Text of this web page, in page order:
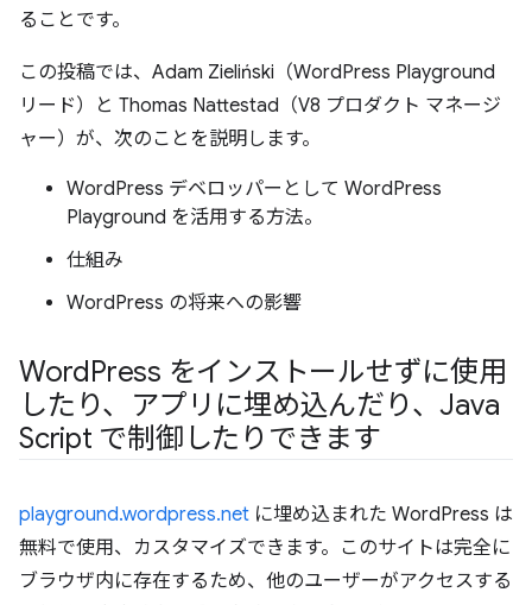
ることです。
この投稿では、Adam Zieliński（WordPress Playground
リード）と Thomas Nattestad（V8 プロダクト マネージ
ャー）が、次のことを説明します。
WordPress デベロッパーとして WordPress
Playground を活用する方法。
仕組み
WordPress の将来への影響
WordPress をインストールせずに使用
したり、アプリに埋め込んだり、Java
Script で制御したりできます
playground.wordpress.net に埋め込まれた WordPress は
無料で使用、カスタマイズできます。このサイトは完全に
ブラウザ内に存在するため、他のユーザーがアクセスする